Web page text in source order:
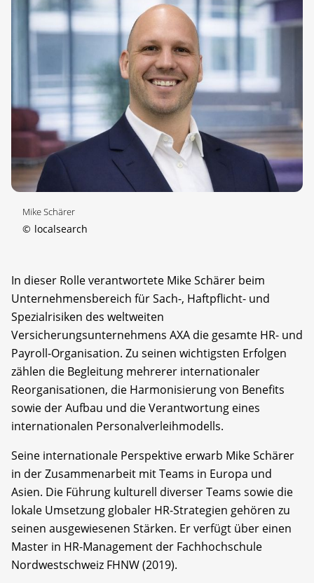
Mike Schärer
© localsearch
In dieser Rolle verantwortete Mike Schärer beim
Unternehmensbereich für Sach-, Haftpflicht- und
Spezialrisiken des weltweiten
Versicherungsunternehmens AXA die gesamte HR- und
Payroll-Organisation. Zu seinen wichtigsten Erfolgen
zählen die Begleitung mehrerer internationaler
Reorganisationen, die Harmonisierung von Benefits
sowie der Aufbau und die Verantwortung eines
internationalen Personalverleihmodells.
Seine internationale Perspektive erwarb Mike Schärer
in der Zusammenarbeit mit Teams in Europa und
Asien. Die Führung kulturell diverser Teams sowie die
lokale Umsetzung globaler HR-Strategien gehören zu
seinen ausgewiesenen Stärken. Er verfügt über einen
Master in HR-Management der Fachhochschule
Nordwestschweiz FHNW (2019).